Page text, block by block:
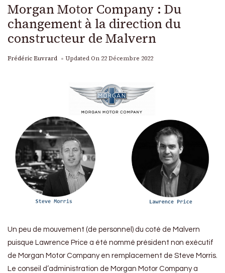
Morgan Motor Company : Du
changement à la direction du
constructeur de Malvern
Frédéric Euvrard Updated On 22 Décembre 2022
Un peu de mouvement (de personnel) du coté de Malvern
puisque Lawrence Price a été nommé président non exécutif
de Morgan Motor Company en remplacement de Steve Morris.
Le conseil d’administration de Morgan Motor Company a